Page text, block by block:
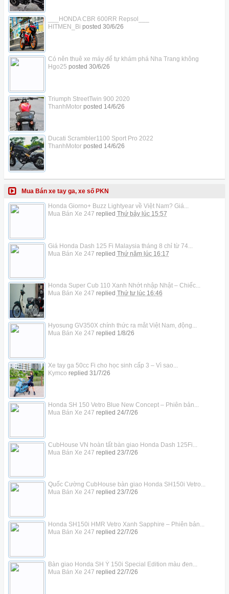
___HONDA CBR 600RR Repsol___
HITMEN_Bi posted 30/6/26
Có nên thuê xe máy để tự khám phá Nha Trang không
Hgo25 posted 30/6/26
Triumph StreetTwin 900 2020
ThanhMotorposted 14/6/26
Ducati Scrambler1100 Sport Pro 2022
ThanhMotorposted 14/6/26
Mua Bán xe tay ga, xe số PKN
Honda Giorno+ Buzz Lightyear về Việt Nam? Giá...
Mua Bán Xe 247 replied Thứ bảy lúc 15:57
Giá Honda Dash 125 Fi Malaysia tháng 8 chỉ từ 74...
Mua Bán Xe 247 replied Thứ năm lúc 16:17
Honda Super Cub 110 Xanh Nhớt nhập Nhật – Chiếc...
Mua Bán Xe 247 replied Thứ tư lúc 16:46
Hyosung GV350X chính thức ra mắt Việt Nam, động...
Mua Bán Xe 247 replied 1/8/26
Xe tay ga 50cc Fi cho học sinh cấp 3 – Vì sao...
Kymco replied 31/7/26
Honda SH 150 Vetro Blue New Concept – Phiên bản...
Mua Bán Xe 247 replied 24/7/26
CubHouse VN hoàn tất bàn giao Honda Dash 125Fi...
Mua Bán Xe 247 replied 23/7/26
Quốc Cường CubHouse bàn giao Honda SH150i Vetro...
Mua Bán Xe 247 replied 23/7/26
Honda SH150i HMR Vetro Xanh Sapphire – Phiên bản...
Mua Bán Xe 247 replied 22/7/26
Bàn giao Honda SH Ý 150i Special Edition màu đen...
Mua Bán Xe 247 replied 22/7/26